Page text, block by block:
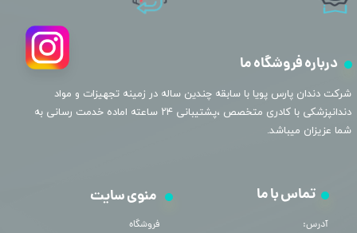
درباره فروشگاه ما
​شرکت دندان پارس پویا با سابقه چندین ساله در زمینه تجهیزات و مواد
دندانپزشکی با کادری متخصص ،پشتیبانی ۲۴ ساعته اماده خدمت رسانی به
شما عزیزان میباشد.
منوی سایت
فروشگاه
تماس با ما
آدرس: